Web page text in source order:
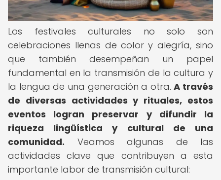
Los festivales culturales no solo son
celebraciones llenas de color y alegría, sino
que también desempeñan un papel
fundamental en la transmisión de la cultura y
la lengua de una generación a otra.A través
de diversas actividades y rituales, estos
eventos logran preservar y difundir la
riqueza lingüística y cultural de una
comunidad. Veamos algunas de las
actividades clave que contribuyen a esta
importante labor de transmisión cultural: